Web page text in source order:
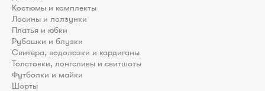
Костюмы и комплекты
Лосины и ползунки
Платья и юбки
Рубашки и блузки
Свитера, водолазки и кардиганы
Толстовки, лонгсливы и свитшоты
Футболки и майки
Шорты